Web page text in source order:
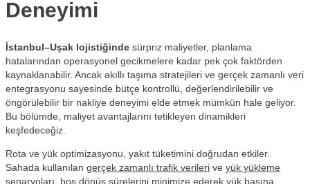
Deneyimi
İstanbul–Uşak lojistiğinde sürpriz maliyetler, planlama
hatalarından operasyonel gecikmelere kadar pek çok faktörden
kaynaklanabilir. Ancak akıllı taşıma stratejileri ve gerçek zamanlı veri
entegrasyonu sayesinde bütçe kontrollü, değerlendirilebilir ve
öngörülebilir bir nakliye deneyimi elde etmek mümkün hale geliyor.
Bu bölümde, maliyet avantajlarını tetikleyen dinamikleri
keşfedeceğiz.
Rota ve yük optimizasyonu, yakıt tüketimini doğrudan etkiler.
Sahada kullanılan gerçek zamanlı trafik verileri ve yük yükleme
senaryoları , boş dönüş sürelerini minimize ederek yük başına